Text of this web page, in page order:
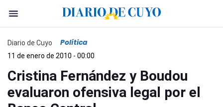
Diario de Cuyo Política
11 de enero de 2010 - 00:00
Cristina Fernández y Boudou
evaluaron ofensiva legal por el